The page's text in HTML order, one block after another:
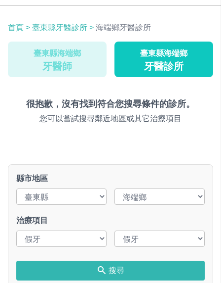
首頁 > 臺東縣牙醫診所 > 海端鄉牙醫診所
臺東縣海端鄉
牙醫師
臺東縣海端鄉
牙醫診所
很抱歉，沒有找到符合您搜尋條件的診所。
您可以嘗試搜尋鄰近地區或其它治療項目
縣市地區
治療項目
搜尋